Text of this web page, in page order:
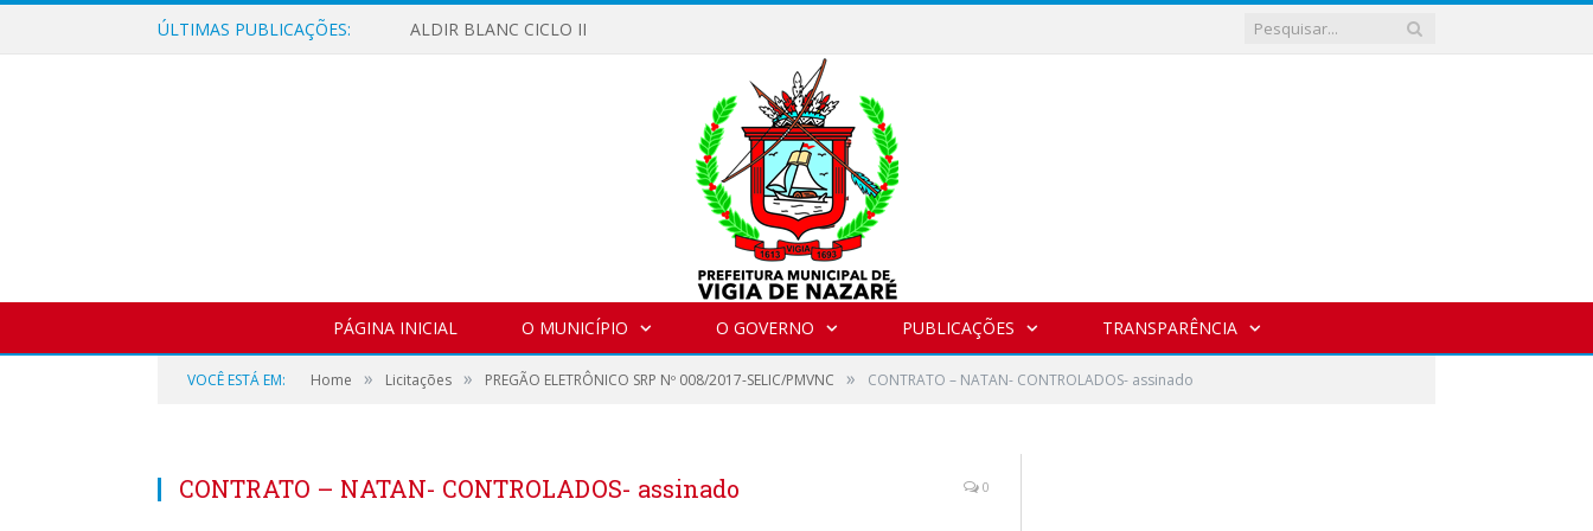
ÚLTIMAS PUBLICAÇÕES: ALDIR BLANC CICLO II
PÁGINA INICIAL O MUNICÍPIO O GOVERNO PUBLICAÇÕES TRANSPARÊNCIA
VOCÊ ESTÁ EM: Home » Licitações » PREGÃO ELETRÔNICO SRP Nº 008/2017-SELIC/PMVNC » CONTRATO – NATAN- CONTROLADOS- assinado
CONTRATO – NATAN- CONTROLADOS- assinado 0